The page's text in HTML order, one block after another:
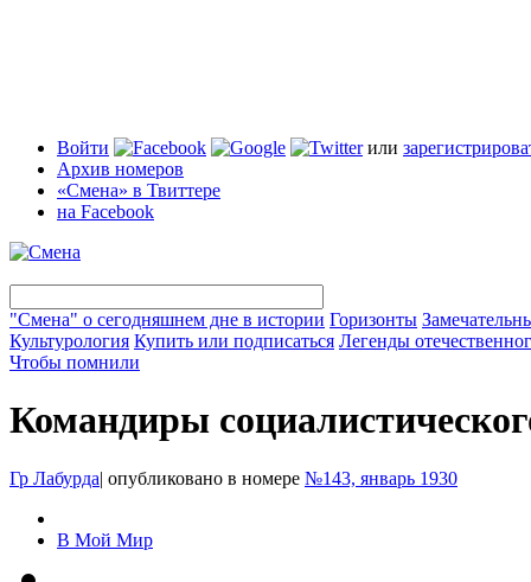
Войти или
Архив номеров
«Смена» в Твиттере
на Facebook
"Смена" о сегодняшнем дне в истории Горизонты
Культурология Купить или подписаться Легенды
Чтобы помнили
Командиры
Гр Лабурда| опубликовано в номере №143, январь 1930
В Мой Мир